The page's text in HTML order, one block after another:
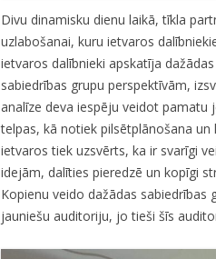
Divu dinamisku dienu laikā, tīkla
uzlabošanai, kuru ietvaros
ietvaros dalībnieki apskatīja
sabiedrības grupu perspektīvām,
analīze deva iespēju veidot
telpas, kā notiek pilsētplānošana un
ietvaros tiek uzsvērts, ka ir svarīgi
idejām, dalīties pieredzē un kopīgi
Kopienu veido dažādas
jauniešu auditoriju, jo tieši šīs